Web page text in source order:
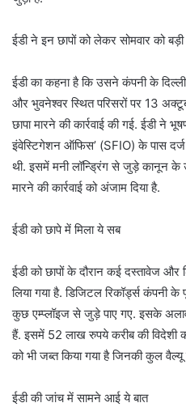
ईडी ने इन छापों को लेकर सोमवार को बड़ी
ईडी का कहना है कि उसने कंपनी के
और भुवनेश्वर स्थित परिसरों पर 13
छापा मारने की कार्रवाई की गई. ईडी ने
इंवेस्टिगेशन ऑफिस’ (SFIO) के पास
थी. इसमें मनी लॉन्ड्रिंग से जुड़े कानून के
मारने की कार्रवाई को अंजाम दिया है.
ईडी को छापे में मिला ये सब
ईडी को छापों के दौरान कई दस्तावेज और
लिया गया है. डिजिटल रिकॉर्ड्स कंपनी
कुछ एम्प्लॉइज से जुड़े पाए गए. इसके
हैं. इसमें 52 लाख रुपये करीब की विदेशी
को भी जब्त किया गया है जिनकी कुल
ईडी की जांच में सामने आई ये बात